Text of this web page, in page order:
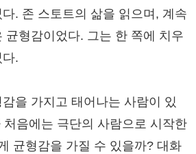
. 존 스토트의 삶을 읽으며, 계속
균형감이었다. 그는 한 쪽에 치우
.
을 가지고 태어나는 사람이 있
음에는 극단의 사람으로 시작한
균형감을 가질 수 있을까? 대화